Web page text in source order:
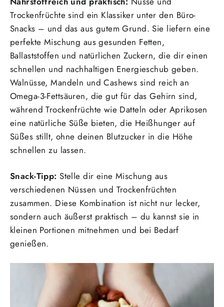
Trockenfrüchte sind ein Klassiker unter den Büro-
Snacks – und das aus gutem Grund. Sie liefern eine
perfekte Mischung aus gesunden Fetten,
Ballaststoffen und natürlichen Zuckern, die dir einen
schnellen und nachhaltigen Energieschub geben.
Walnüsse, Mandeln und Cashews sind reich an
Omega-3-Fettsäuren, die gut für das Gehirn sind,
während Trockenfrüchte wie Datteln oder Aprikosen
eine natürliche Süße bieten, die Heißhunger auf
Süßes stillt, ohne deinen Blutzucker in die Höhe
schnellen zu lassen.
Snack-Tipp: Stelle dir eine Mischung aus
verschiedenen Nüssen und Trockenfrüchten
zusammen. Diese Kombination ist nicht nur lecker,
sondern auch äußerst praktisch – du kannst sie in
kleinen Portionen mitnehmen und bei Bedarf
genießen.